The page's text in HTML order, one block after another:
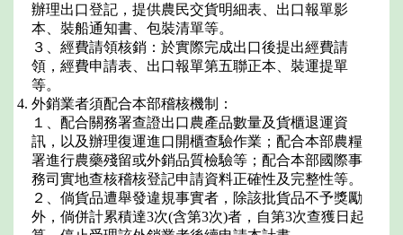
辦理出口登記，提供農民交貨明細表、出口報單影
本、裝船通知書、包裝清單等。
３、經費請領核銷：於實際完成出口後提出經費請
領，經費申請表、出口報單第五聯正本、裝運提單
等。
外銷業者須配合本部稽核機制：
１、配合關務署查證出口農產品數量及貨櫃退運資
訊，以及辦理復運進口開櫃查驗作業；配合本部農糧
署進行農藥殘留或外銷品質檢驗等；配合本部國際事
務司實地查核稽核登記申請資料正確性及完整性等。
２、倘貨品遭舉發違規事實者，除該批貨品不予獎勵
外，倘併計累積達3次(含第3次)者，自第3次查獲日起